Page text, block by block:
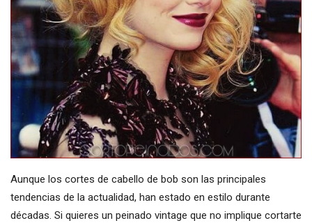
Aunque los cortes de cabello de bob son las principales
tendencias de la actualidad, han estado en estilo durante
décadas. Si quieres un peinado vintage que no implique cortarte